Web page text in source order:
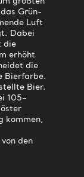
Grün-
Luft
Dabei
die
erhöht
die
Bierfarbe.
Bier.
105–
kommen,
den